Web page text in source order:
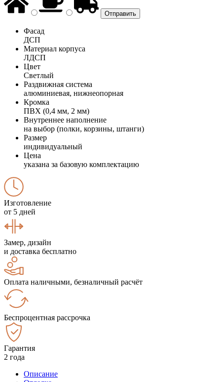
Фасад
ДСП
Материал корпуса
ЛДСП
Цвет
Светлый
Раздвижная система
алюминиевая, нижнеопорная
Кромка
ПВХ (0,4 мм, 2 мм)
Внутреннее наполнение
на выбор (полки, корзины, штанги)
Размер
индивидуальный
Цена
указана за базовую комплектацию
Изготовление
от 5 дней
Замер, дизайн
и доставка бесплатно
Оплата наличными, безналичный расчёт
Беспроцентная рассрочка
Гарантия
2 года
Описание